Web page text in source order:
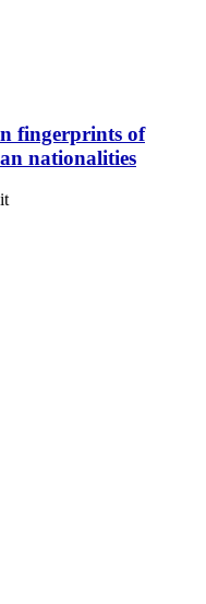
fingerprints of
nationalities